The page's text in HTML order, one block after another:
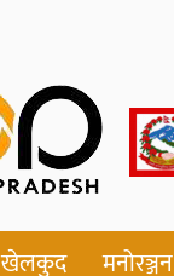
खेलकुद मनोरञ्जन